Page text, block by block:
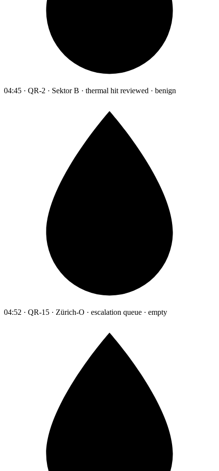
04:45 · QR-2 · Sektor B · thermal hit reviewed · benign
04:52 · QR-15 · Zürich-O · escalation queue · empty